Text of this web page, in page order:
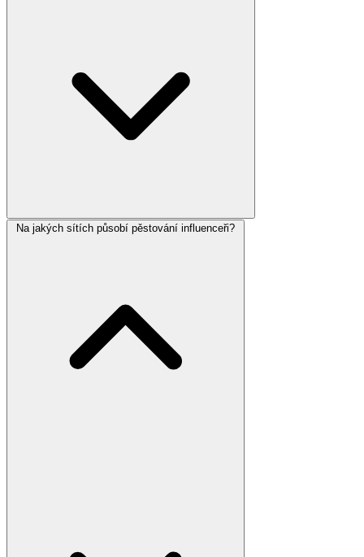
Na jakých sítích působí pěstování influenceři?